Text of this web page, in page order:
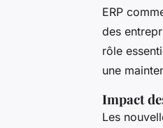
ERP
des
rôle
une
Impact
Les